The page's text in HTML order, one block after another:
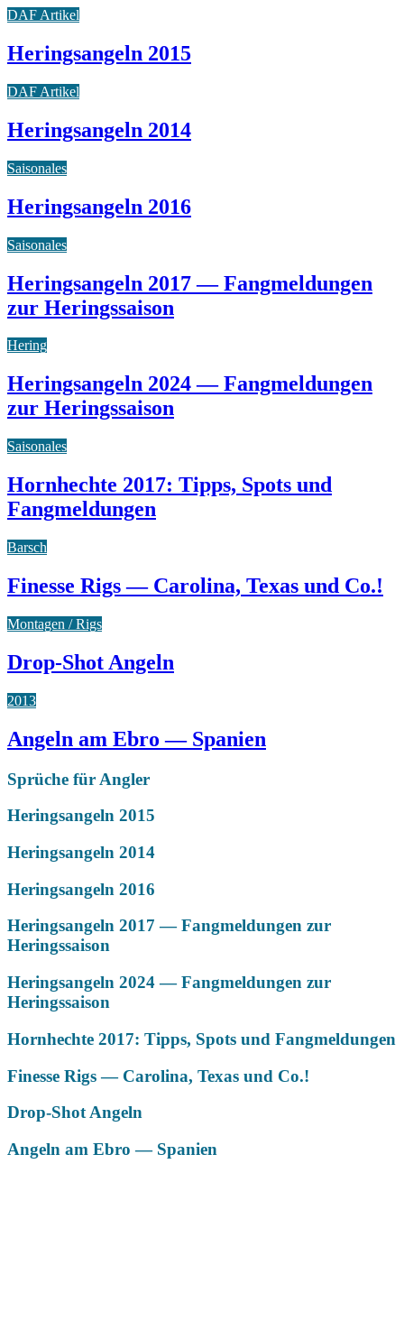
DAF Artikel
Heringsangeln 2015
DAF Artikel
Heringsangeln 2014
Saisonales
Heringsangeln 2016
Saisonales
Heringsangeln 2017 — Fangmeldungen
zur Heringssaison
Hering
Heringsangeln 2024 — Fangmeldungen
zur Heringssaison
Saisonales
Hornhechte 2017: Tipps, Spots und
Fangmeldungen
Barsch
Finesse Rigs — Carolina, Texas und Co.!
Montagen / Rigs
Drop-Shot Angeln
2013
Angeln am Ebro — Spanien
Sprüche für Angler
Heringsangeln 2015
Heringsangeln 2014
Heringsangeln 2016
Heringsangeln 2017 — Fangmeldungen zur
Heringssaison
Heringsangeln 2024 — Fangmeldungen zur
Heringssaison
Hornhechte 2017: Tipps, Spots und Fangmeldungen
Finesse Rigs — Carolina, Texas und Co.!
Drop-Shot Angeln
Angeln am Ebro — Spanien